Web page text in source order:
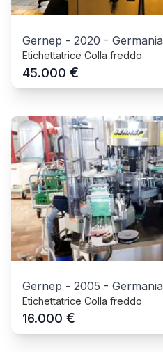
Gernep - 2020 - Germania
Etichettatrice Colla freddo
45.000 €
Gernep - 2005 - Germania
Etichettatrice Colla freddo
16.000 €